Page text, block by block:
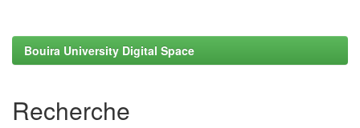
Bouira University Digital Space
Recherche